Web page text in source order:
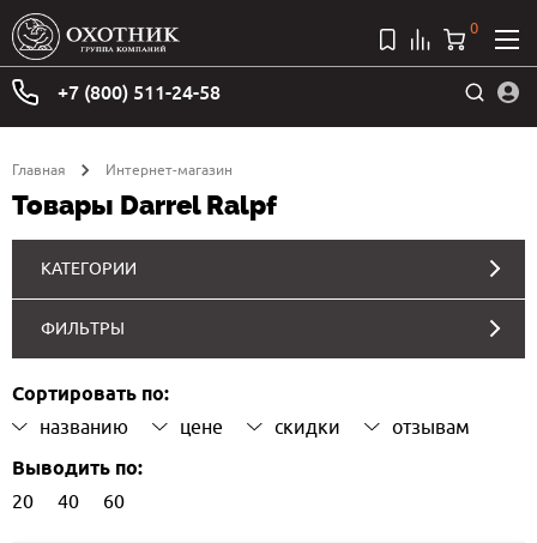
+7 (800) 511-24-58
0
Главная Интернет-магазин
Товары Darrel Ralpf
КАТЕГОРИИ
ФИЛЬТРЫ
Сортировать по:
названию цене скидки отзывам
Выводить по:
20 40 60